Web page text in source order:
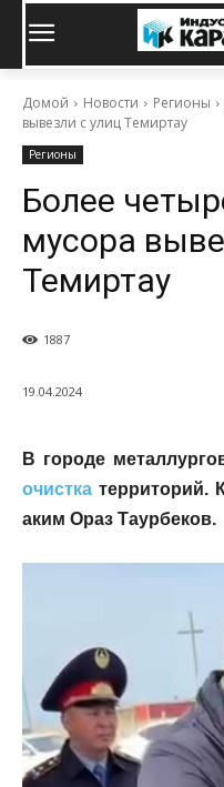
Домой Новости Регионы
вывезли с улиц Темиртау
Регионы
Более
мусора
Темиртау
1887
19.04.2024
В городе
очистка территорий.
аким Ораз Таурбеков.